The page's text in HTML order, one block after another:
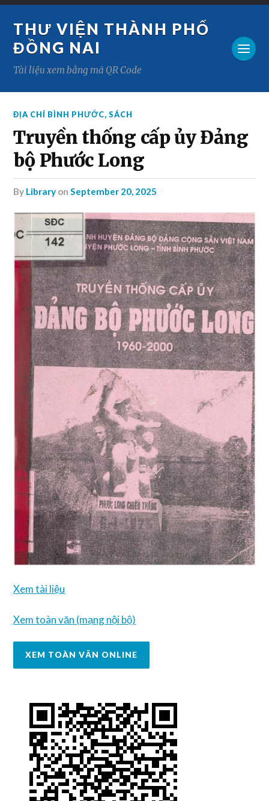
THƯ VIỆN THÀNH PHỐ
ĐỒNG NAI
Tài liệu xem bằng mã QR Code
ĐỊA CHÍ BÌNH PHƯỚC,SÁCH
Truyền thống cấp ủy Đảng
bộ Phước Long
by Library onSeptember 20, 2025
Xem tài liệu
Xem toàn văn (mạng nội bộ)
XEM TOÀN VĂN ONLINE